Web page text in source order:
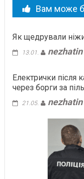
Вам може
Як щедрували
13.01. nezhatin
Електрички після
через борги за
21.05. nezhatin